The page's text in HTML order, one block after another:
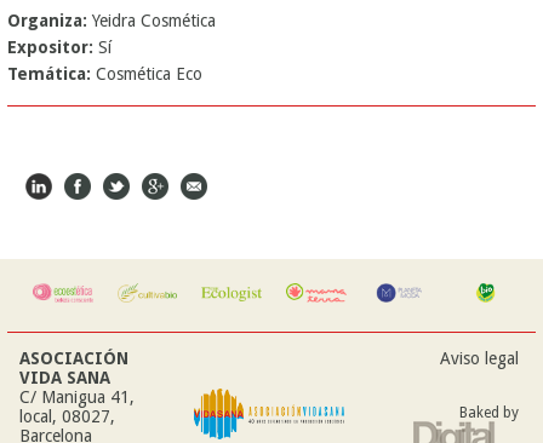
Organiza: Yeidra Cosmética
Expositor: Sí
Temática: Cosmética Eco
ASOCIACIÓN
VIDA SANA
C/ Manigua 41,
local, 08027,
Barcelona
Aviso legal
Baked by